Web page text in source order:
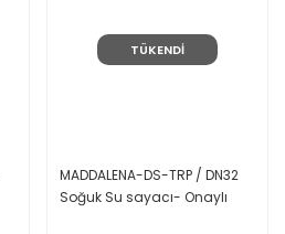
TÜKENDİ
MADDALENA-DS-TRP / DN32
Soğuk Su sayacı- Onaylı